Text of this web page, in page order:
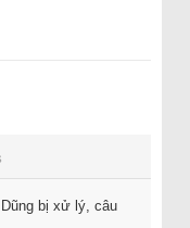
bị xử lý, câu